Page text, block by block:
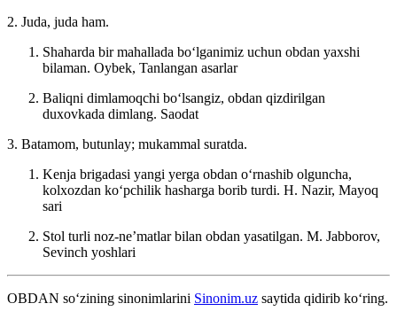
2. Juda, juda ham.
Shaharda bir mahallada boʻlganimiz uchun obdan yaxshi
bilaman. Oybek, Tanlangan asarlar
Baliqni dimlamoqchi boʻlsangiz, obdan qizdirilgan
duxovkada dimlang. Saodat
3. Batamom, butunlay; mukammal suratda.
Kenja brigadasi yangi yerga obdan oʻrnashib olguncha,
kolxozdan koʻpchilik hasharga borib turdi. H. Nazir, Mayoq
sari
Stol turli noz-neʼmatlar bilan obdan yasatilgan. M. Jabborov,
Sevinch yoshlari
OBDAN so‘zining sinonimlarini Sinonim.uz saytida qidirib ko‘ring.